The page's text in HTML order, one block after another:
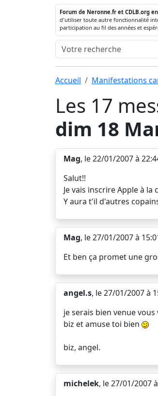
Forum de Neronne.fr et CDLB.org
d'utiliser toute autre fonctionnalité
participation au fil des années et
Accueil Manifestations
Les 17
dim 18
Mag, le 22/01/2007 à
Salut!!
Je vais inscrire Apple à
Y aura t'il d'autres
Mag, le 27/01/2007 à
Et ben ça promet une
angel.s, le 27/01/2007 à
je serais bien venue
biz et amuse toi bien
biz, angel.
michelek, le 27/01/2007